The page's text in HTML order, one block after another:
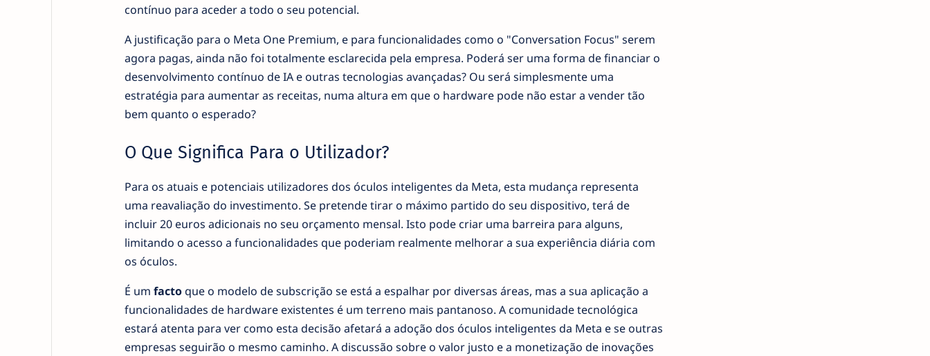
contínuo para aceder a todo o seu potencial.
A justificação para o Meta One Premium, e para funcionalidades como o "Conversation Focus" serem
agora pagas, ainda não foi totalmente esclarecida pela empresa. Poderá ser uma forma de financiar o
desenvolvimento contínuo de IA e outras tecnologias avançadas? Ou será simplesmente uma
estratégia para aumentar as receitas, numa altura em que o hardware pode não estar a vender tão
bem quanto o esperado?
O Que Significa Para o Utilizador?
Para os atuais e potenciais utilizadores dos óculos inteligentes da Meta, esta mudança representa
uma reavaliação do investimento. Se pretende tirar o máximo partido do seu dispositivo, terá de
incluir 20 euros adicionais no seu orçamento mensal. Isto pode criar uma barreira para alguns,
limitando o acesso a funcionalidades que poderiam realmente melhorar a sua experiência diária com
os óculos.
É um factoque o modelo de subscrição se está a espalhar por diversas áreas, mas a sua aplicação a
funcionalidades de hardware existentes é um terreno mais pantanoso. A comunidade tecnológica
estará atenta para ver como esta decisão afetará a adoção dos óculos inteligentes da Meta e se outras
empresas seguirão o mesmo caminho. A discussão sobre o valor justo e a monetização de inovações